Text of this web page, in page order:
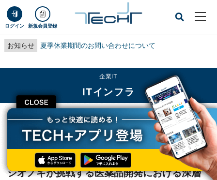
ログイン 新規会員登録
お知らせ 夏季休業期間のお問い合わせについて
CLOSE
企業IT
ITインフラ
TECH+ 企業IT
ITインフラ
シオノギが挑戦する医薬品開発における深層学習の活用とは？
シオノギが挑戦する医薬品開発における深層